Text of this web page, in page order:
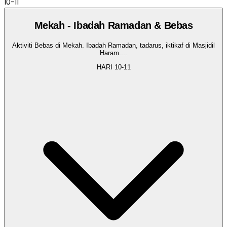
Mekah - Ibadah Ramadan & Bebas
Aktiviti Bebas di Mekah. Ibadah Ramadan, tadarus, iktikaf di Masjidil
Haram.
HARI 10-11